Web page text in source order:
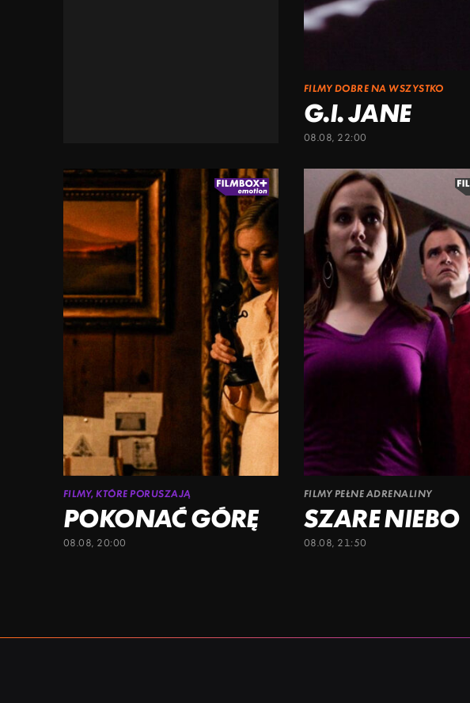
FILMY DOBRE NA WSZYSTKO
G.I. JANE
08.08, 22:00
FILMY, KTÓRE PORUSZAJĄ
POKONAĆ GÓRĘ
08.08, 20:00
FILMY PEŁNE ADRENALINY
SZARE NIEBO
08.08, 21:50